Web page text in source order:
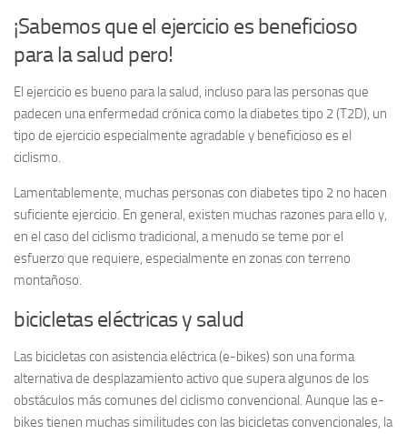
¡Sabemos que el ejercicio es beneficioso
para la salud pero!
El ejercicio es bueno para la salud, incluso para las personas que
padecen una enfermedad crónica como la diabetes tipo 2 (T2D), un
tipo de ejercicio especialmente agradable y beneficioso es el
ciclismo.
Lamentablemente, muchas personas con diabetes tipo 2 no hacen
suficiente ejercicio. En general, existen muchas razones para ello y,
en el caso del ciclismo tradicional, a menudo se teme por el
esfuerzo que requiere, especialmente en zonas con terreno
montañoso.
bicicletas eléctricas y salud
Las bicicletas con asistencia eléctrica (e-bikes) son una forma
alternativa de desplazamiento activo que supera algunos de los
obstáculos más comunes del ciclismo convencional. Aunque las e-
bikes tienen muchas similitudes con las bicicletas convencionales, la